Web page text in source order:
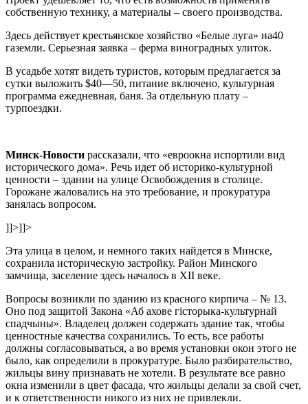
собственную технику, а материалы – своего производства.
Здесь действует крестьянское хозяйство «Белые луга» на40
газемли. Серьезная заявка – ферма виноградных улиток.
В усадьбе хотят видеть туристов, которым предлагается за
сутки выложить $40—50, питание включено, культурная
программа ежедневная, баня. За отдельную плату –
турпоездки.
Минск-Новости рассказали, что «евроокна испортили вид
исторического дома». Речь идет об историко-культурной
ценности – здании на улице Освобождения в столице.
Горожане жаловались на это требование, и прокуратура
занялась вопросом.
]]>]]>
Эта улица в целом, и немного таких найдется в Минске,
сохранила историческую застройку. Район Минского
замчища, заселение здесь началось в XII веке.
Вопросы возникли по зданию из красного кирпича – № 13.
Оно под защитой Закона «Аб ахове гiсторыка-культурнай
спадчыны». Владелец должен содержать здание так, чтобы
ценностные качества сохранились. То есть, все работы
должны согласовываться, а во время установки окон этого не
было, как определили в прокуратуре. Было разбирательство,
жильцы вину признавать не хотели. В результате все равно
окна изменили в цвет фасада, что жильцы делали за свой счет,
и к ответственности никого из них не привлекли.